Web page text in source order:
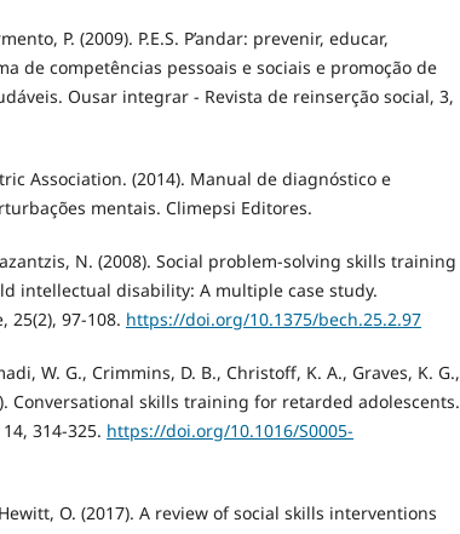
P. (2009). P.E.S. P’andar: prevenir, educar,
de competências pessoais e sociais e promoção de
Ousar integrar - Revista de reinserção social, 3,
Association. (2014). Manual de diagnóstico e
mentais. Climepsi Editores.
N. (2008). Social problem-solving skills training
intellectual disability: A multiple case study.
25(2), 97-108. https://doi.org/10.1375/bech.25.2.97
W. G., Crimmins, D. B., Christoff, K. A., Graves, K. G.,
Conversational skills training for retarded adolescents.
314-325. https://doi.org/10.1016/S0005-
O. (2017). A review of social skills interventions